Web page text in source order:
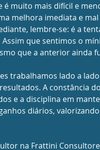
é muito mais difícil e
melhora imediata e
lembre-se: é a
que sentimos o
que a anterior ainda
trabalhamos lado a
A constância
e a disciplina em
diários,
na Frattini